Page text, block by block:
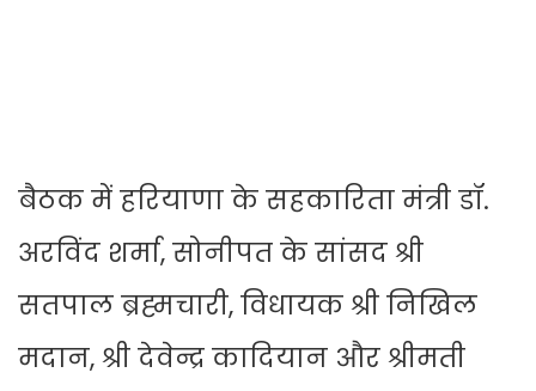
बैठक में हरियाणा के सहकारिता मंत्री डॉ.
अरविंद शर्मा, सोनीपत के सांसद श्री
सतपाल ब्रह्मचारी, विधायक श्री निखिल
मदान, श्री देवेन्द्र कादियान और श्रीमती